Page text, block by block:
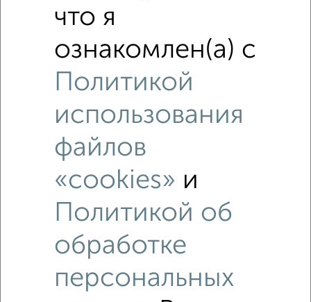
Похожие предложения рядом
3‑комнатные квартиры недалеко от Агрономическая 7
что я
ознакомлен(а) с
Политикой
использования
файлов
«cookies» и
Политикой об
обработке
персональных